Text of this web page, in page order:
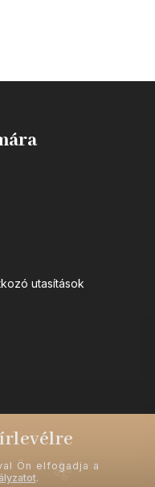
utasítások
Ön elfogadja a
.